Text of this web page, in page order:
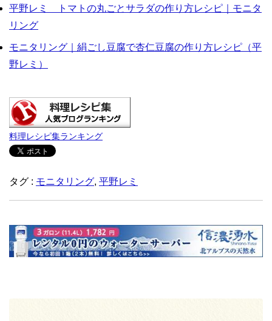
平野レミ トマトの丸ごとサラダの作り方レシピ｜モニタ
リング
モニタリング｜絹ごし豆腐で杏仁豆腐の作り方レシピ（平
野レミ）
料理レシピ集ランキング
タグ : モニタリング, 平野レミ